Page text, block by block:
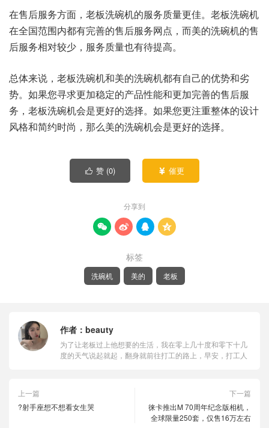
在售后服务方面，老板洗碗机的服务质量更佳。老板洗碗机
在全国范围内都有完善的售后服务网点，而美的洗碗机的售
后服务相对较少，服务质量也有待提高。
总体来说，老板洗碗机和美的洗碗机都有自己的优势和劣
势。如果您寻求更加稳定的产品性能和更加完善的售后服
务，老板洗碗机会是更好的选择。如果您更注重整体的设计
风格和简约时尚，那么美的洗碗机会是更好的选择。
 赞 (0)  催更
分享到
   
标签
洗碗机 美的 老板
作者： beauty
为了让老板过上他想要的生活，我在零上几十度和零下十几
度的天气说起就起，翻身就前往打工的路上，早安，打工人
上一篇
?射手座想不想看女生哭
下一篇
徕卡推出M 70周年纪念版相机，
全球限量250套，仅售16万左右